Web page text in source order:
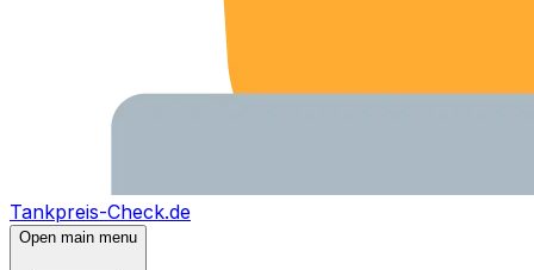
Tankpreis-Check.de
Open main menu